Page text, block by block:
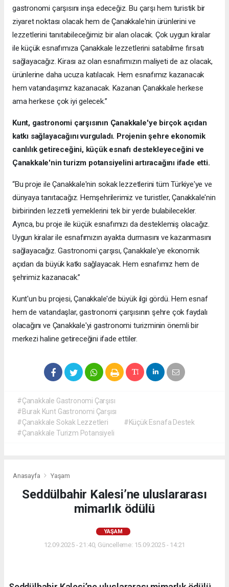
gastronomi çarşısını inşa edeceğiz. Bu çarşı hem turistik bir
ziyaret noktası olacak hem de Çanakkale'nin ürünlerini ve
lezzetlerini tanıtabileceğimiz bir alan olacak. Çok uygun kiralar
ile küçük esnafımıza Çanakkale lezzetlerini satabilme fırsatı
sağlayacağız. Kirası az olan esnafımızın maliyeti de az olacak,
ürünlerine daha ucuza katılacak. Hem esnafımız kazanacak
hem vatandaşımız kazanacak. Kazanan Çanakkale herkese
ama herkese çok iyi gelecek.”
Kunt, gastronomi çarşısının Çanakkale'ye birçok açıdan
katkı sağlayacağını vurguladı. Projenin şehre ekonomik
canlılık getireceğini, küçük esnafı destekleyeceğini ve
Çanakkale'nin turizm potansiyelini artıracağını ifade etti.
“Bu proje ile Çanakkale'nin sokak lezzetlerini tüm Türkiye'ye ve
dünyaya tanıtacağız. Hemşehrilerimiz ve turistler, Çanakkale'nin
birbirinden lezzetli yemeklerini tek bir yerde bulabilecekler.
Ayrıca, bu proje ile küçük esnafımızı da desteklemiş olacağız.
Uygun kiralar ile esnafımızın ayakta durmasını ve kazanmasını
sağlayacağız. Gastronomi çarşısı, Çanakkale'ye ekonomik
açıdan da büyük katkı sağlayacak. Hem esnafımız hem de
şehrimiz kazanacak.”
Kunt'un bu projesi, Çanakkale'de büyük ilgi gördü. Hem esnaf
hem de vatandaşlar, gastronomi çarşısının şehre çok faydalı
olacağını ve Çanakkale'yi gastronomi turizminin önemli bir
merkezi haline getireceğini ifade ettiler.
#Çanakkale Gastronomi Çarşısı
#Burak Kunt Gastronomi Çarşısı
#Çanakkale Sokak Lezzetleri
#Küçük Esnafa Destek
#Çanakkale Turizm Potansiyeli
Anasayfa Yaşam
Seddülbahir Kalesi’ne uluslararası
mimarlık ödülü
YAŞAM
12.09.2025 - 21:40, Güncelleme: 15.09.2025 - 14:21